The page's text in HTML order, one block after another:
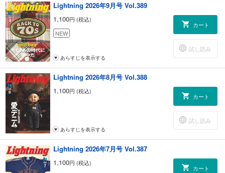
Lightning 2026年9月号 Vol.389
1,100円 (税込)
NEW
カート
試し読み
あらすじを表示する
Lightning 2026年8月号 Vol.388
1,100円 (税込)
カート
試し読み
あらすじを表示する
Lightning 2026年7月号 Vol.387
1,100円 (税込)
カート